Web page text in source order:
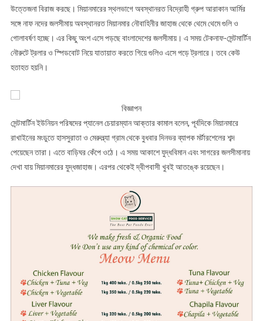
উত্তেজনা বিরাজ করছে। মিয়ানমারের স্থলভাগে অবস্থানরত বিদ্রোহী গ্রুপ আরাকান আর্মির
সঙ্গে নাফ নদের জলসীমায় অবস্থানরত মিয়ানমার নৌবাহিনীর জাহাজ থেকে থেমে থেমে গুলি ও
গোলাবর্ষণ হচ্ছে। এর কিছু অংশ এসে পড়ছে বাংলাদেশের জলসীমায়। এ সময় টেকনাফ-সেন্টমার্টিন
নৌরুটে ট্রলার ও স্পিডবোট নিয়ে যাতায়াত করতে গিয়ে গুলিও এসে পড়ে ট্রলারে। তবে কেউ
হতাহত হয়নি।
বিজ্ঞাপন
সেন্টমার্টিন ইউনিয়ন পরিষদের প্যানেল চেয়ারম্যান আক্তার কামাল বলেন, পূর্বদিকে মিয়ানমারে
রাখাইনের মংডুতে হাসসুরাতা ও মেরুল্ল্যা গ্রাম থেকে বুধবার দিনভর ব্যাপক মর্টারশেলের শব্দ
পেয়েছেন তারা। এতে বাড়িঘর কেঁপে ওঠে। এ সময় আকাশে যুদ্ধবিমান এবং সাগরের জলসীমানায়
দেখা যায় মিয়ানমারের যুদ্ধজাহাজ। এরপর থেকেই দ্বীপবাসী খুবই আতঙ্কে রয়েছেন।